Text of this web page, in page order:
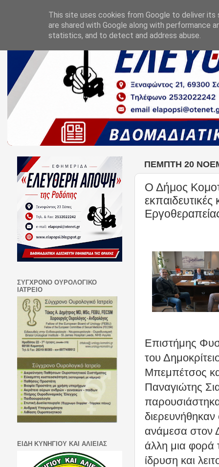
ΠΈΜΠΤΗ 20
Ο Δήμος
Επιστήμης
του
Μπεμπέτσος
Παναγιώτης
διερευνήθηκαν
ανάμεσα στον
άλλη μια φορά
ίδρυση και
ΣΥΓΧΡΟΝΟ ΟΥΡΟΛΟΓΙΚΟ
ΙΑΤΡΕΙΟ
ΕΙΔΗ ΚΥΝΗΓΙΟΥ ΚΑΙ ΑΛΙΕΙΑΣ
This site uses cookies from Google to deliver its
are shared with Google along with performance
statistics, and to detect and address abuse.